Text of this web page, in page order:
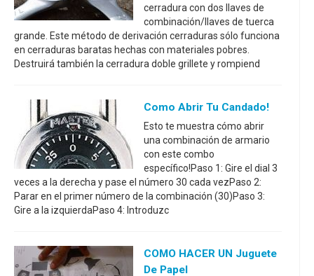
cerradura con dos llaves de
combinación/llaves de tuerca
grande. Este método de derivación cerraduras sólo funciona
en cerraduras baratas hechas con materiales pobres.
Destruirá también la cerradura doble grillete y rompiend
Como Abrir Tu Candado!
Esto te muestra cómo abrir
una combinación de armario
con este combo
específico!Paso 1: Gire el dial 3
veces a la derecha y pase el número 30 cada vezPaso 2:
Parar en el primer número de la combinación (30)Paso 3:
Gire a la izquierdaPaso 4: Introduzc
COMO HACER UN Juguete
De Papel